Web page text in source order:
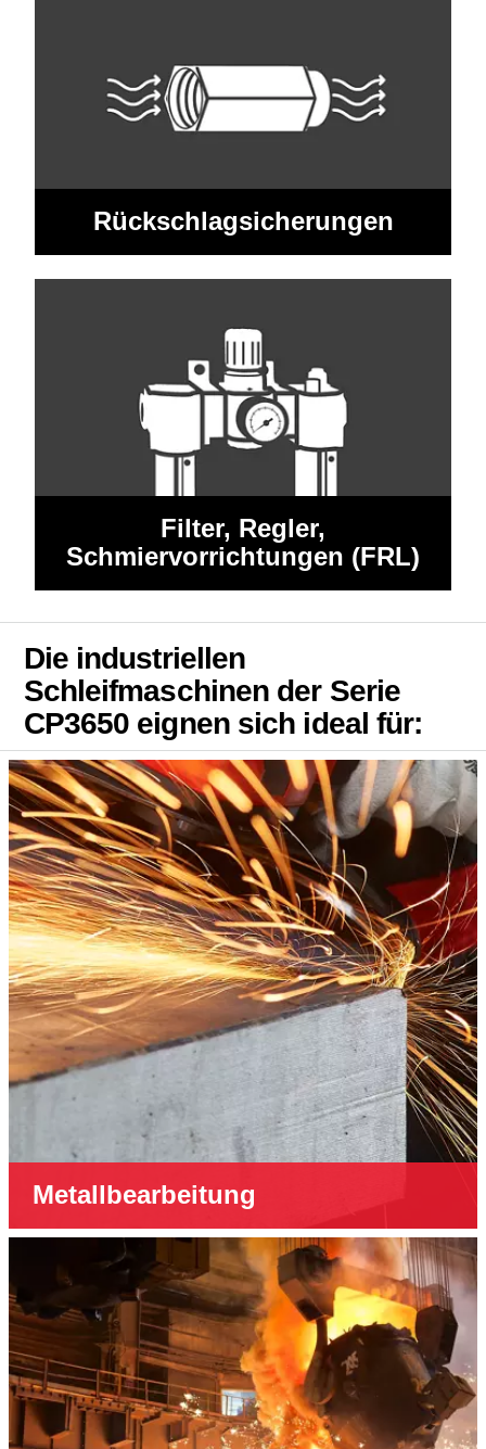
Rückschlagsicherungen
Filter, Regler,
Schmiervorrichtungen (FRL)
Die industriellen
Schleifmaschinen der Serie
CP3650 eignen sich ideal für:
Metallbearbeitung